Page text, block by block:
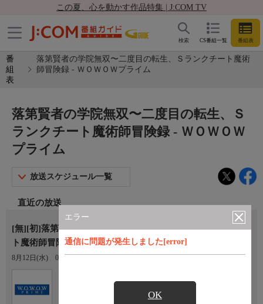
この夏、心を動かす作品特集 | J:COM TV
CS番組一覧 番組表
検索
番
組
表
落第賢者の学院無双〜二度目の転生、Ｓランクチート魔術
師冒険録 - ＷＯＷＯＷプライム
エラー
通信に問題が発生しました[error]
OK
落第賢者の学院無双〜二度目の転生、Ｓ
ランクチート魔術師冒険録 - ＷＯＷＯＷ
プライム
放送スケジュール一覧
直近の放送
[無][初]落第賢者の学院無双〜二度目の転生、Ｓランクチー
ト魔術師冒険録 ＃６
8月12日(水) 00:30〜01:00
ＷＯＷＯＷプライム